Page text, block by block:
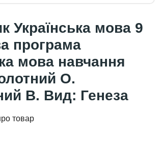
Українська мова 9
програма
мова навчання
О.
В. Вид: Генеза